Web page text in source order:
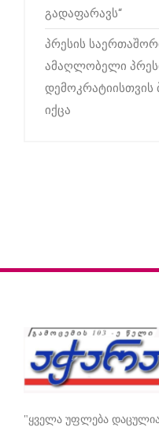
გადაფარავს“
პრესის
ამაღლობელი
იქცა
"ყველა უფლება